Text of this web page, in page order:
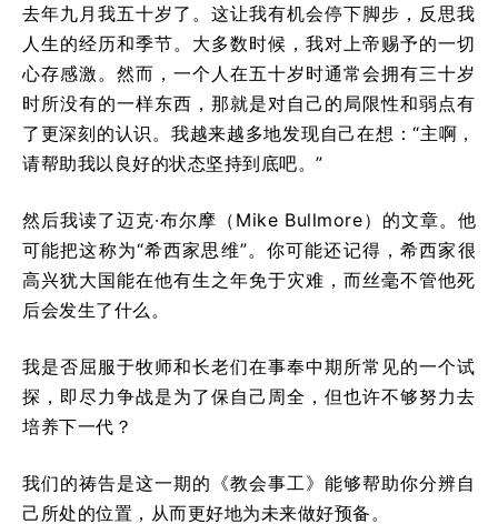
去年九月我五十岁了。这让我有机会停下脚步，反思我
人生的经历和季节。大多数时候，我对上帝赐予的一切
心存感激。然而，一个人在五十岁时通常会拥有三十岁
时所没有的一样东西，那就是对自己的局限性和弱点有
了更深刻的认识。我越来越多地发现自己在想：“主啊，
请帮助我以良好的状态坚持到底吧。”
然后我读了迈克·布尔摩（Mike Bullmore）的文章。他
可能把这称为“希西家思维”。你可能还记得，希西家很
高兴犹大国能在他有生之年免于灾难，而丝毫不管他死
后会发生了什么。
我是否屈服于牧师和长老们在事奉中期所常见的一个试
探，即尽力争战是为了保自己周全，但也许不够努力去
培养下一代？
我们的祷告是这一期的《教会事工》能够帮助你分辨自
己所处的位置，从而更好地为未来做好预备。